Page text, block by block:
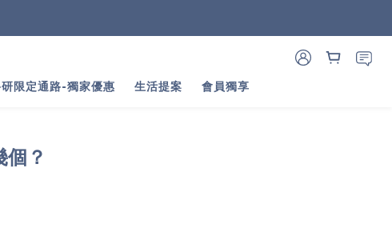
限定通路-獨家優惠 生活提案 會員獨享
？